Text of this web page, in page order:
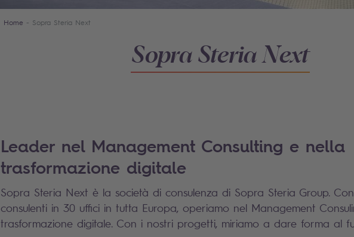
Home Sopra Steria Next
Sopra Steria Next
Leader nel Management Consulting e nella
trasformazione digitale
Sopra Steria Next è la società di consulenza di Sopra Steria Group.
consulenti in 30 uffici in tutta Europa, operiamo nel Management
trasformazione digitale. Con i nostri progetti, miriamo a dare forma al